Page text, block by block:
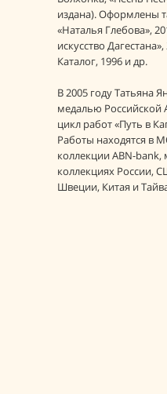
издана). Оформлены
«Наталья Глебова»,
искусство
Каталог, 1996 и др.
В 2005 году Татьяна
медалью Российской
цикл работ «Путь в
Работы находятся в
коллекции ABN-
коллекциях России,
Швеции, Китая и